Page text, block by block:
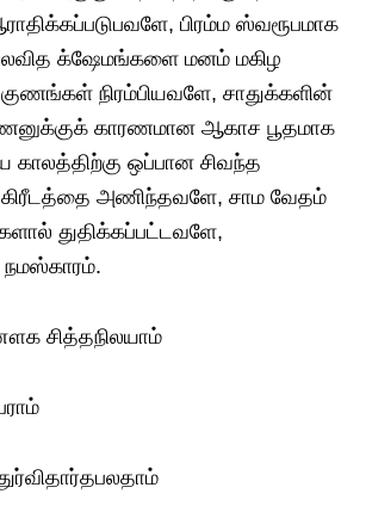
பிரம்ம ஸ்வரூபமாக
க்ஷேமங்களை மனம் மகிழ
நிரம்பியவளே, சாதுக்களின்
காரணமான ஆகாச பூதமாக
காலத்திற்கு ஒப்பான சிவந்த
கிரீடத்தை அணிந்தவளே, சாம வேதம்
துதிக்கப்பட்டவளே,
நமஸ்காரம்.
சித்தநிலயாம்